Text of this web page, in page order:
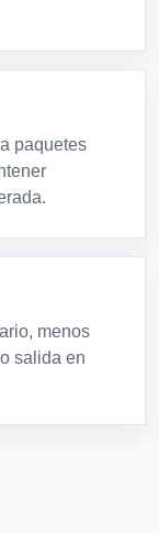
paquetes
menos
salida en